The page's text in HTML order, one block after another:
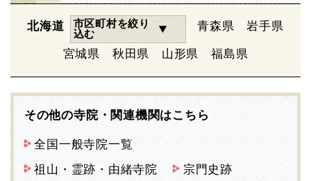
北海道
市区町村を絞り
込む
青森県 岩手県
宮城県 秋田県 山形県 福島県
その他の寺院・関連機関はこちら
全国一般寺院一覧
祖山・霊跡・由緒寺院
宗門史跡